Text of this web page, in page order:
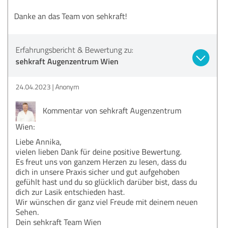
Danke an das Team von sehkraft!
Erfahrungsbericht & Bewertung zu:
sehkraft Augenzentrum Wien
24.04.2023 Anonym
Kommentar von sehkraft Augenzentrum
Wien:
Liebe Annika,
vielen lieben Dank für deine positive Bewertung.
Es freut uns von ganzem Herzen zu lesen, dass du
dich in unsere Praxis sicher und gut aufgehoben
gefühlt hast und du so glücklich darüber bist, dass du
dich zur Lasik entschieden hast.
Wir wünschen dir ganz viel Freude mit deinem neuen
Sehen.
Dein sehkraft Team Wien